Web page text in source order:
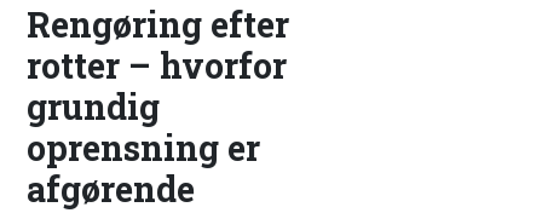
Rengøring efter
rotter – hvorfor
grundig
oprensning er
afgørende